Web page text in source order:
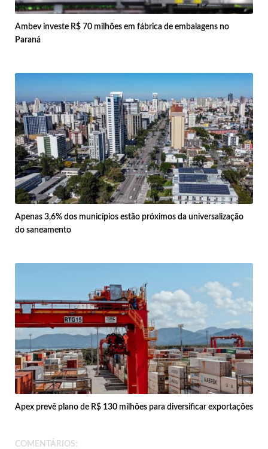
Ambev investe R$ 70 milhões em fábrica de embalagens no
Paraná
Apenas 3,6% dos municípios estão próximos da universalização
do saneamento
Apex prevê plano de R$ 130 milhões para diversificar exportações
COMENTÁRIOS: